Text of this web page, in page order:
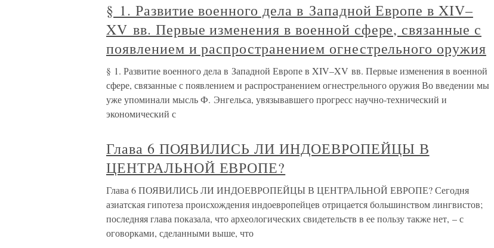
§ 1. Развитие военного дела в Западной Европе в XIV–
XV вв. Первые изменения в военной сфере, связанные с
появлением и распространением огнестрельного оружия
§ 1. Развитие военного дела в Западной Европе в XIV–XV вв. Первые изменения в военной
сфере, связанные с появлением и распространением огнестрельного оружия Во введении мы
уже упоминали мысль Ф. Энгельса, увязывавшего прогресс научно-технический и
экономический с
Глава 6 ПОЯВИЛИСЬ ЛИ ИНДОЕВРОПЕЙЦЫ В
ЦЕНТРАЛЬНОЙ ЕВРОПЕ?
Глава 6 ПОЯВИЛИСЬ ЛИ ИНДОЕВРОПЕЙЦЫ В ЦЕНТРАЛЬНОЙ ЕВРОПЕ? Сегодня
азиатская гипотеза происхождения индоевропейцев отрицается большинством лингвистов;
последняя глава показала, что археологических свидетельств в ее пользу также нет, – с
оговорками, сделанными выше, что